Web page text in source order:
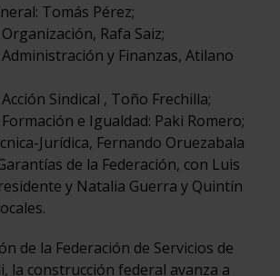
Tomás Pérez;
Rafa Saiz;
y Finanzas, Atilano
Sindical , Toño Frechilla;
e Igualdad: Paki Romero;
Jurídica, Fernando Oruezabala
de la Federación, con Luis
y Natalia Guerra y Quintín
de la Federación de Servicios de
la construcción federal avanza a